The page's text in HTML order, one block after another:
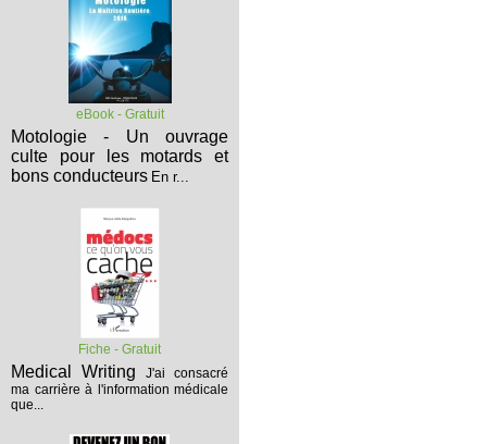
eBook - Gratuit
Motologie - Un ouvrage
culte pour les motards et
bons conducteurs En r...
Fiche - Gratuit
Medical Writing
J'ai consacré
ma carrière à l'information médicale
que...